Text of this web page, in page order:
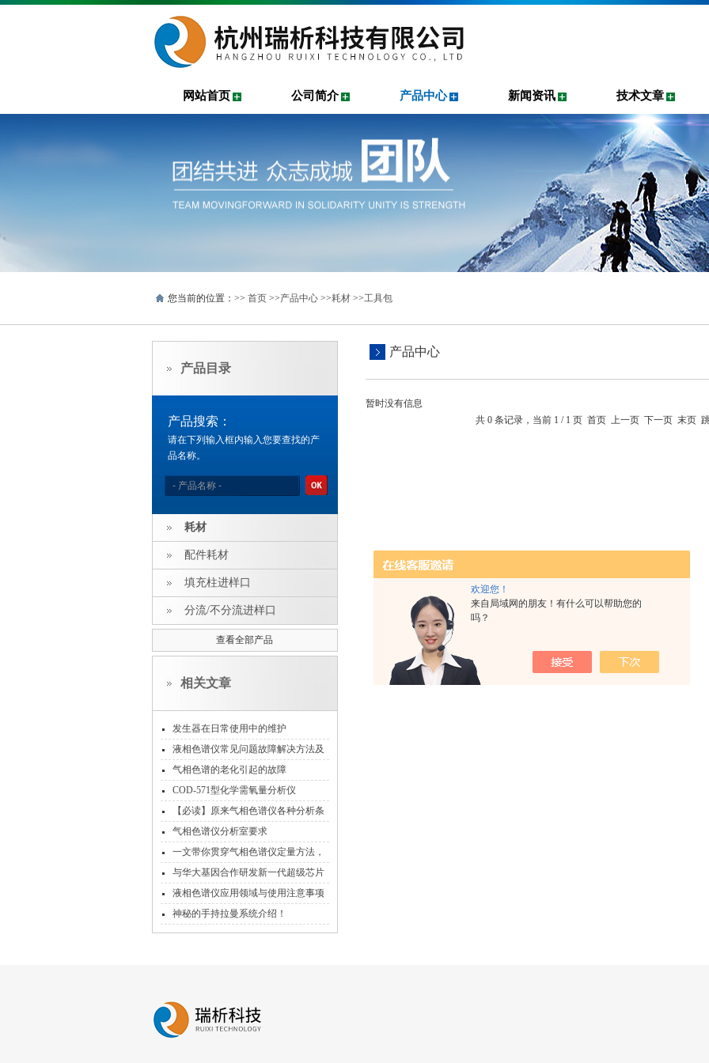
欢迎您！
来自局域网的朋友！有什么可以帮助您的
吗？
网站首页 公司简介 产品中心 新闻资讯 技术文章
您当前的位置：>> 首页 >>产品中心 >>耗材 >>工具包
产品目录
产品搜索：
请在下列输入框内输入您要查找的产
品名称。
耗材
配件耗材
填充柱进样口
分流/不分流进样口
查看全部产品
相关文章
发生器在日常使用中的维护
液相色谱仪常见问题故障解决方法及
注意事项
气相色谱的老化引起的故障
COD-571型化学需氧量分析仪
【必读】原来气相色谱仪各种分析条
件是这样确定的！
气相色谱仪分析室要求
一文带你贯穿气相色谱仪定量方法，
从此告别定量不准难题
与华大基因合作研发新一代超级芯片
共促疾病和药物研究发展
液相色谱仪应用领域与使用注意事项
解说
神秘的手持拉曼系统介绍！
产品中心
暂时没有信息
共 0 条记录，当前 1 / 1 页 首页 上一页 下一页 末页